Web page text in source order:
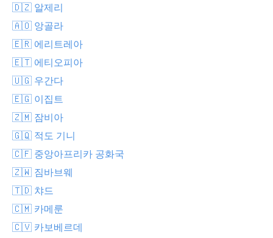
🇩🇿 알제리
🇦🇴 앙골라
🇪🇷 에리트레아
🇪🇹 에티오피아
🇺🇬 우간다
🇪🇬 이집트
🇿🇲 잠비아
🇬🇶 적도 기니
🇨🇫 중앙아프리카 공화국
🇿🇼 짐바브웨
🇹🇩 챠드
🇨🇲 카메룬
🇨🇻 카보베르데